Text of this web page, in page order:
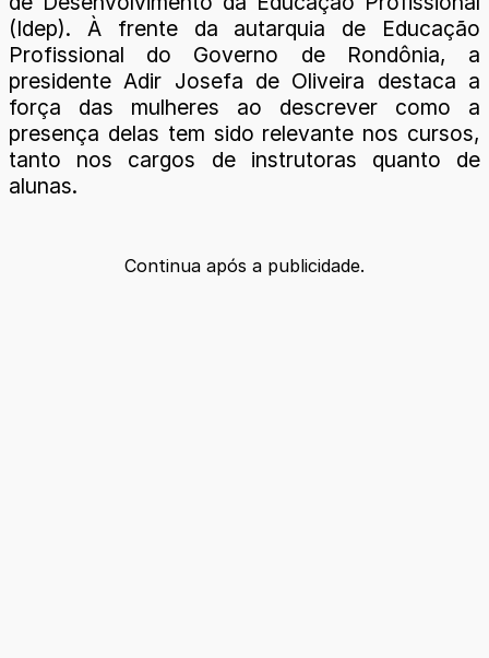
(Idep). À frente da autarquia de Educação
Profissional do Governo de Rondônia, a
presidente Adir Josefa de Oliveira destaca a
força das mulheres ao descrever como a
presença delas tem sido relevante nos cursos,
tanto nos cargos de instrutoras quanto de
alunas.
Continua após a publicidade.